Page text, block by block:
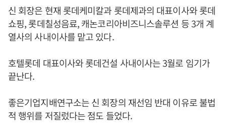
신 회장은 현재 롯데케미칼과 롯데제과의 대표이사와 롯데
쇼핑, 롯데칠성음료, 캐논코리아비즈니스솔루션 등 3개 계
열사의 사내이사를 맡고 있다.
호텔롯데 대표이사와 롯데건설 사내이사는 3월로 임기가
끝난다.
좋은기업지배연구소는 신 회장의 재선임 반대 이유로 불법
적 행위를 저질렀다는 점도 들었다.